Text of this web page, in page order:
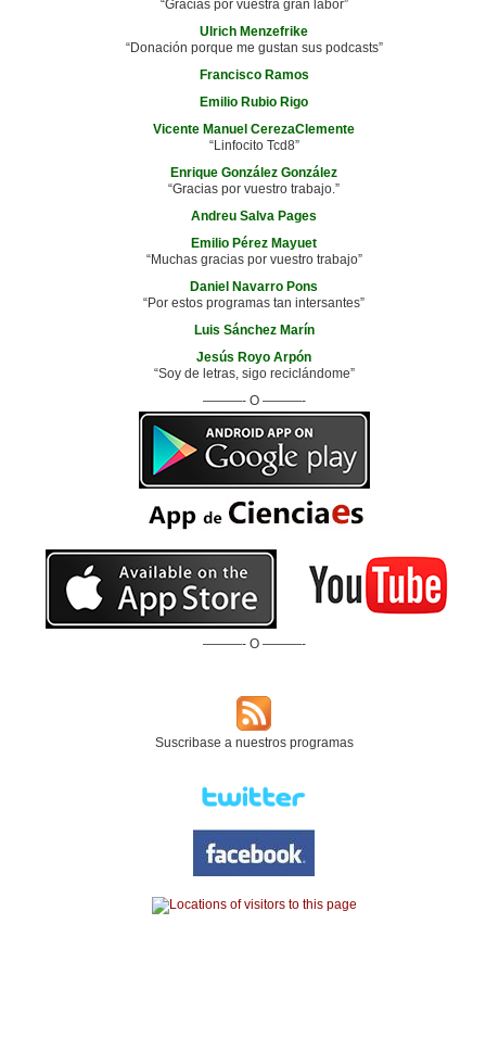
“Gracias por vuestra gran labor”
Ulrich Menzefrike
“Donación porque me gustan sus podcasts”
Francisco Ramos
Emilio Rubio Rigo
Vicente Manuel CerezaClemente
“Linfocito Tcd8”
Enrique González González
“Gracias por vuestro trabajo.”
Andreu Salva Pages
Emilio Pérez Mayuet
“Muchas gracias por vuestro trabajo”
Daniel Navarro Pons
“Por estos programas tan intersantes”
Luis Sánchez Marín
Jesús Royo Arpón
“Soy de letras, sigo reciclándome”
———- O ———-
———- O ———-
Suscribase a nuestros programas